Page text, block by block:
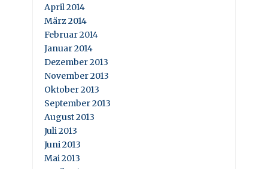
April 2014
März 2014
Februar 2014
Januar 2014
Dezember 2013
November 2013
Oktober 2013
September 2013
August 2013
Juli 2013
Juni 2013
Mai 2013